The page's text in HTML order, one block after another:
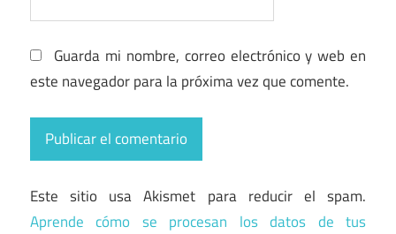
Guarda mi nombre, correo electrónico y web en
este navegador para la próxima vez que comente.
Este sitio usa Akismet para reducir el spam.
Aprende cómo se procesan los datos de tus